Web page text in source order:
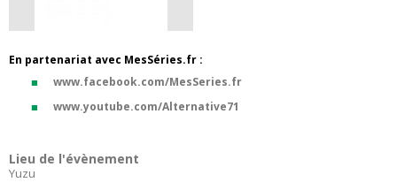
En partenariat avec MesSéries.fr :
www.facebook.com/MesSeries.fr
www.youtube.com/Alternative71
Lieu de l'évènement
Yuzu